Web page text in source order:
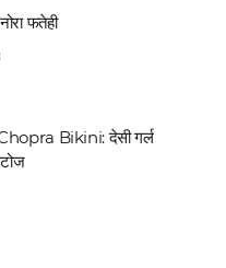
फतेही
Bikini: देसी गर्ल